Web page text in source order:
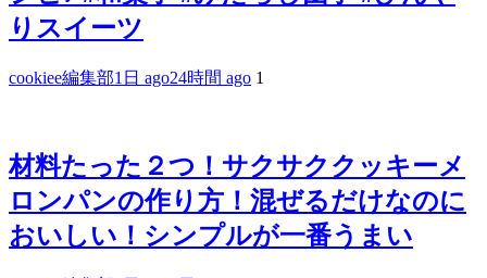
りスイーツ
cookiee編集部1日 ago24時間 ago 1
材料たった２つ！サクサククッキーメ
ロンパンの作り方！混ぜるだけなのに
おいしい！シンプルが一番うまい